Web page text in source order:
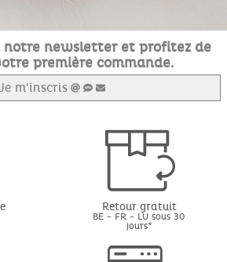
notre newsletter et profitez de
première commande.
m'inscris
Retour gratuit
BE - FR - LU sous 30
jours*